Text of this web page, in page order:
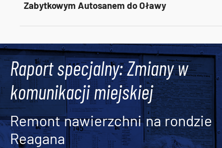
Zabytkowym Autosanem do Oławy
Raport specjalny: Zmiany w
komunikacji miejskiej
Remont nawierzchni na rondzie
Reagana